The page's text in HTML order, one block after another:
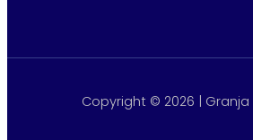
Copyright © 2026 |